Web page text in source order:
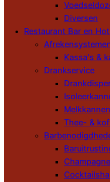
Diversen
Restaurant Bar en
Kassa's &
Drankservice
Melkkannen
Thee- &